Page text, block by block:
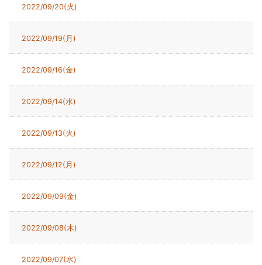
2022/09/20(火)
2022/09/19(月)
2022/09/16(金)
2022/09/14(水)
2022/09/13(火)
2022/09/12(月)
2022/09/09(金)
2022/09/08(木)
2022/09/07(水)